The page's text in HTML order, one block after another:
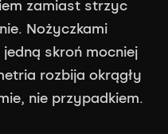
zamiast strzyc
Nożyczkami
skroń mocniej
rozbija okrągły
nie przypadkiem.